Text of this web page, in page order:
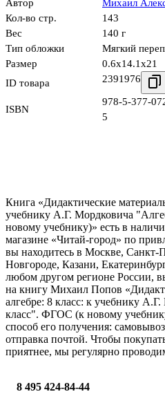
Автор
Михаил
Кол-во стр.
143
Вес
140 г
Тип обложки
Мягкий
Размер
0.6x14.1x21
ID товара
2391976
ISBN
978-5-377-
5
Книга «Дидактические
учебнику А.Г. Мордковича
новому учебнику)» есть в
магазине «Читай-город» по
вы находитесь в Москве, Санкт-
Новгороде, Казани,
любом другом регионе России,
на книгу Михаил Попов
алгебре: 8 класс: к учебнику
класс". ФГОС (к новому
способ его получения:
отправка почтой. Чтобы
приятнее, мы регулярно
8 495 424-84-44